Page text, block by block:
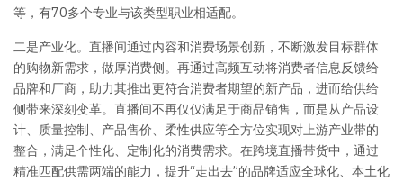
等，有70多个专业与该类型职业相适配。
二是产业化。直播间通过内容和消费场景创新，不断激发目标群体
的购物新需求，做厚消费侧。再通过高频互动将消费者信息反馈给
品牌和厂商，助力其推出更符合消费者期望的新产品，进而给供给
侧带来深刻变革。直播间不再仅仅满足于商品销售，而是从产品设
计、质量控制、产品售价、柔性供应等全方位实现对上游产业带的
整合，满足个性化、定制化的消费需求。在跨境直播带货中，通过
精准匹配供需两端的能力，提升“走出去”的品牌适应全球化、本土化